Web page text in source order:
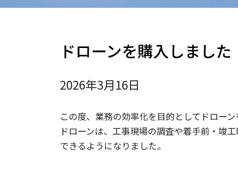
ドローンを購入しました
2026年3月16日
この度、業務の効率化を目的としてドローン
ドローンは、工事現場の調査や着手前・竣
できるようになりました。